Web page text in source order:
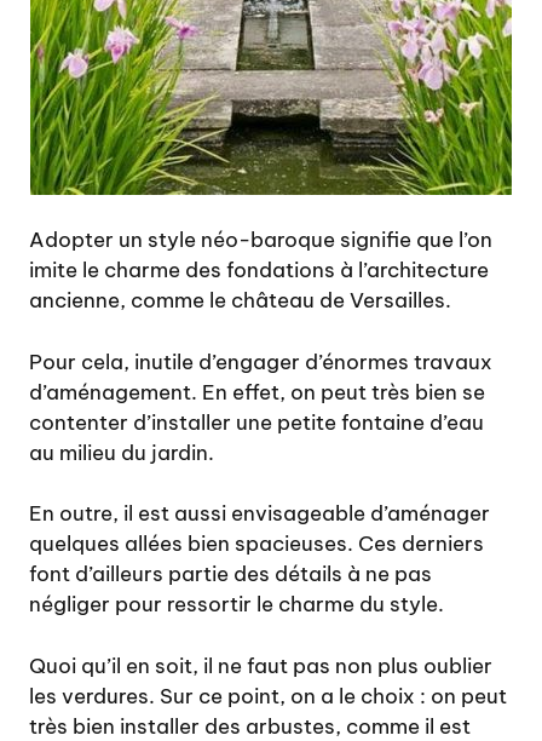
Adopter un style néo-baroque signifie que l’on
imite le charme des fondations à l’architecture
ancienne, comme le château de Versailles.
Pour cela, inutile d’engager d’énormes travaux
d’aménagement. En effet, on peut très bien se
contenter d’installer une petite fontaine d’eau
au milieu du jardin.
En outre, il est aussi envisageable d’aménager
quelques allées bien spacieuses. Ces derniers
font d’ailleurs partie des détails à ne pas
négliger pour ressortir le charme du style.
Quoi qu’il en soit, il ne faut pas non plus oublier
les verdures. Sur ce point, on a le choix : on peut
très bien installer des arbustes, comme il est